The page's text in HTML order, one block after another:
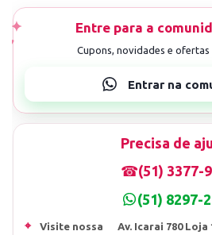
Precisa de
☎(51) 3377-
(51) 8297-
⌖
Visite nossa
Av. Icarai 780